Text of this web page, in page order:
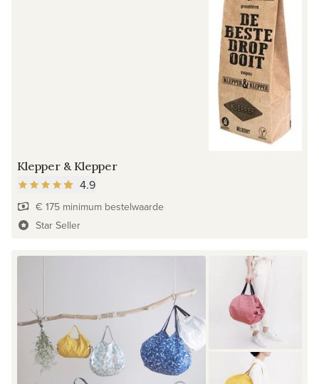
Klepper & Klepper
4.9
€ 175 minimum bestelwaarde
Star Seller